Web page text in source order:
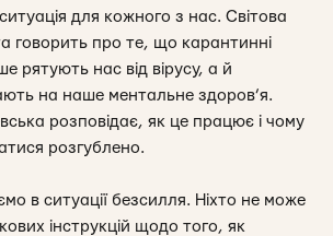
для кожного з нас. Світова
говорить про те, що карантинні
рятують нас від вірусу, а й
на наше ментальне здоров’я.
розповідає, як це працює і чому
розгублено.
в ситуації безсилля. Ніхто не може
інструкцій щодо того, як